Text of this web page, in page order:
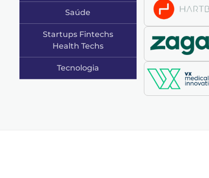
Saúde
Startups Fintechs
Health Techs
Tecnologia